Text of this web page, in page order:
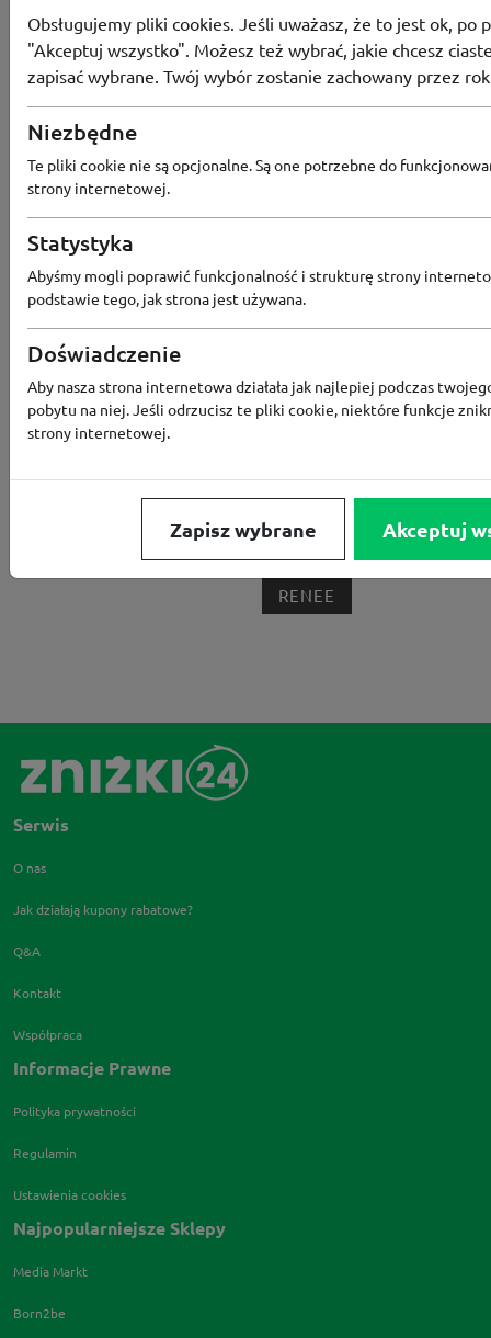
Popularne sklepy
RTV EURO AGD MODIVO HEBE
MEDIA EXPERT
BORN2BE
KOMFORT CCC SMYK
LOUNGE BY ZALANDO
SHEIN
ERLI ANSWEAR 4F OLEOLE!
MEDIA MARKT ALLEGRO PAY
ZNAK BIG STAR
BIEDRONKA HOME
RENEE
Serwis
O nas
Jak działają kupony rabatowe?
Q&A
Kontakt
Współpraca
Informacje Prawne
Polityka prywatności
Regulamin
Ustawienia cookies
Najpopularniejsze Sklepy
Media Markt
Born2be
Obsługujemy pliki cookies. Jeśli uważasz, że to jest ok, po
"Akceptuj wszystko". Możesz też wybrać, jakie chcesz
zapisać wybrane. Twój wybór zostanie zachowany przez
Niezbędne
Te pliki cookie nie są opcjonalne. Są one potrzebne do
strony internetowej.
Statystyka
Abyśmy mogli poprawić funkcjonalność i strukturę strony
podstawie tego, jak strona jest używana.
Doświadczenie
Aby nasza strona internetowa działała jak najlepiej podczas
pobytu na niej. Jeśli odrzucisz te pliki cookie, niektóre funkcje
strony internetowej.
Zapisz wybrane Akceptuj